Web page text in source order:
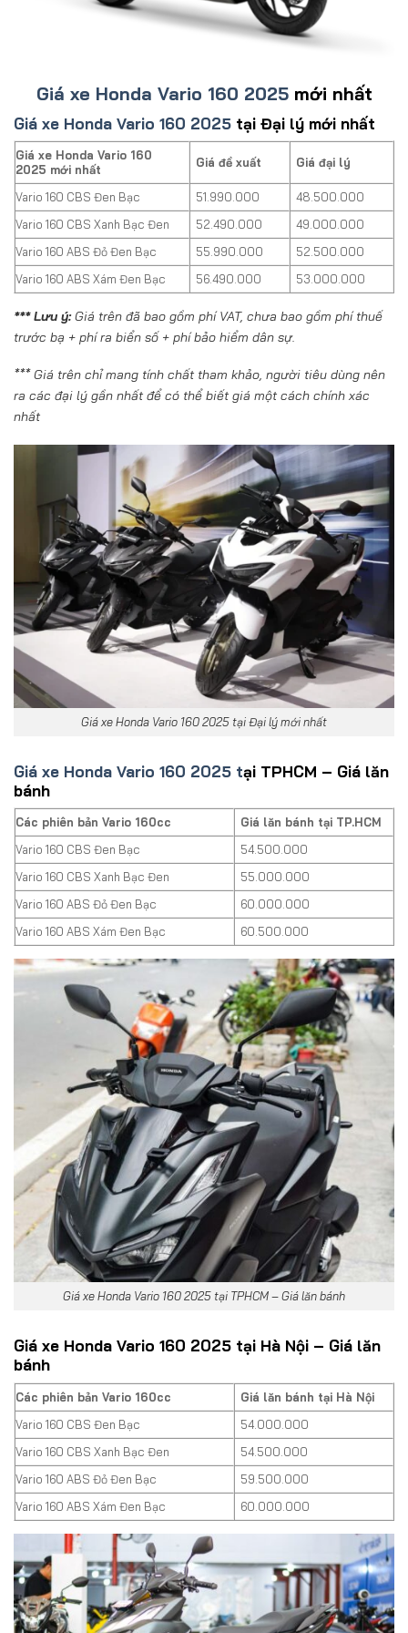
Giá xe Honda Vario 160 2025mới nhất
Giá xe Honda Vario 160 2025 tại Đại lý mới nhất
Giá xe Honda Vario 160
2025 mới nhất
Giá đề xuất Giá đại lý
Vario 160 CBS Đen Bạc 51.990.000
48.500.000
Vario 160 CBS Xanh Bạc Đen
52.490.000
49.000.000
Vario 160 ABS Đỏ Đen Bạc
55.990.000
52.500.000
Vario 160 ABS Xám Đen Bạc
56.490.000 53.000.000
*** Lưu ý:Giá trên đã bao gồm phí VAT, chưa bao gồm phí thuế
trước bạ + phí ra biển số + phí bảo hiểm dân sự.
*** Giá trên chỉ mang tính chất tham khảo, người tiêu dùng nên
ra các đại lý gần nhất để có thể biết giá một cách chính xác
nhất
Giá xe Honda Vario 160 2025 tại Đại lý mới nhất
Giá xe Honda Vario 160 2025 tại TPHCM – Giá lăn
bánh
Các phiên bản Vario 160cc
Giá lăn bánh tại TP.HCM
Vario 160 CBS Đen Bạc
54.500.000
Vario 160 CBS Xanh Bạc Đen
55.000.000
Vario 160 ABS Đỏ Đen Bạc
60.000.000
Vario 160 ABS Xám Đen Bạc
60.500.000
Giá xe Honda Vario 160 2025 tại TPHCM – Giá lăn bánh
Giá xe Honda Vario 160 2025 tại Hà Nội – Giá lăn
bánh
Các phiên bản Vario 160cc
Giá lăn bánh tại Hà Nội
Vario 160 CBS Đen Bạc
54.000.000
Vario 160 CBS Xanh Bạc Đen
54.500.000
Vario 160 ABS Đỏ Đen Bạc
59.500.000
Vario 160 ABS Xám Đen Bạc
60.000.000